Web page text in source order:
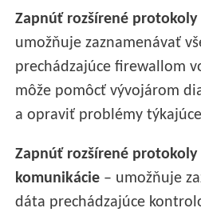
Zapnúť rozšírené protokoly
umožňuje zaznamenávať
prechádzajúce firewallom
môže pomôcť vývojárom
a opraviť problémy
Zapnúť rozšírené
komunikácie – umožňuje
dáta prechádzajúce